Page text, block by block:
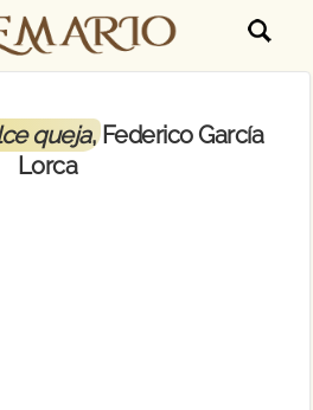
queja, Federico García
Lorca